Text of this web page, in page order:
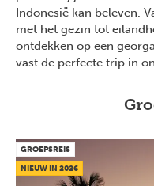
Indonesië kan beleven.
met het gezin tot
ontdekken op een
vast de perfecte trip in
GROEPSREIS
NIEUW IN 2026